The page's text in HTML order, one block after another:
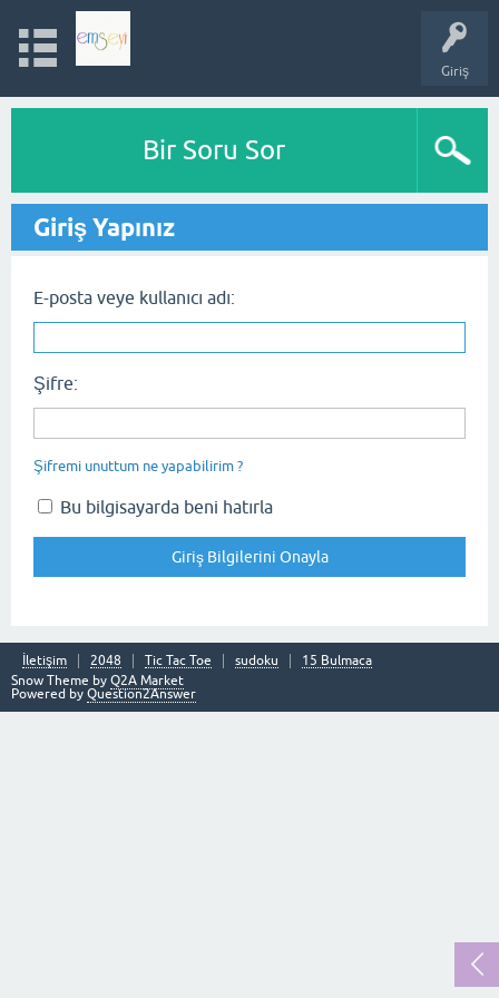
Giriş
Bir Soru Sor
Giriş Yapınız
E-posta veye kullanıcı adı:
Şifre:
Şifremi unuttum ne yapabilirim ?
Bu bilgisayarda beni hatırla
İletişim 2048 Tic Tac Toe sudoku
15 Bulmaca
Snow Theme by Q2A Market
Powered by Question2Answer